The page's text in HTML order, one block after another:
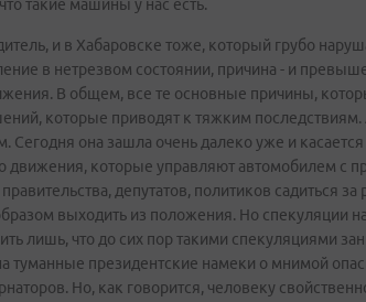
такие машины у нас есть.
и в Хабаровске тоже, который грубо
в нетрезвом состоянии, причина - и
В общем, все те основные причины,
которые приводят к тяжким
Сегодня она зашла очень далеко уже и
движения, которые управляют автомобилем с
депутатов, политиков садиться за
выходить из положения. Но спекуляции
лишь, что до сих пор такими спекуляциями
туманные президентские намеки о мнимой
Но, как говорится, человеку